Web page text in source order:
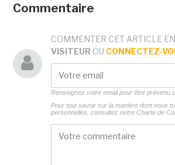
Commentaire
COMMENTER CET ARTICLE
VISITEUR OU CONNECTEZ-
Renseignez votre email pour être prévenu
Pour tout savoir sur la manière dont nous
personnelles, consultez notre Charte de